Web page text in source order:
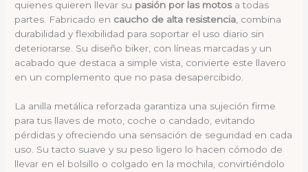
quienes quieren llevar su pasión por las motosa todas
partes. Fabricado en caucho de alta resistencia , combina
durabilidad y flexibilidad para soportar el uso diario sin
deteriorarse. Su diseño biker, con líneas marcadas y un
acabado que destaca a simple vista, convierte este llavero
en un complemento que no pasa desapercibido.
La anilla metálica reforzada garantiza una sujeción firme
para tus llaves de moto, coche o candado, evitando
pérdidas y ofreciendo una sensación de seguridad en cada
uso. Su tacto suave y su peso ligero lo hacen cómodo de
llevar en el bolsillo o colgado en la mochila, convirtiéndolo